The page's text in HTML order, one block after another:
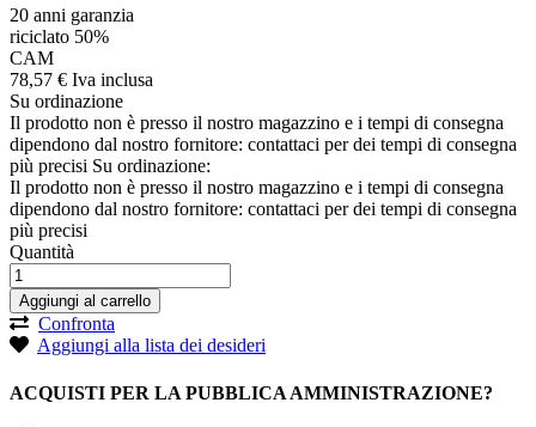
20 anni garanzia
riciclato 50%
CAM
78,57 € Iva inclusa
Su ordinazione
Il prodotto non è presso il nostro magazzino e i tempi di consegna
dipendono dal nostro fornitore: contattaci per dei tempi di consegna
più precisi Su ordinazione:
Il prodotto non è presso il nostro magazzino e i tempi di consegna
dipendono dal nostro fornitore: contattaci per dei tempi di consegna
più precisi
Quantità
Aggiungi al carrello
Confronta
Aggiungi alla lista dei desideri
ACQUISTI PER LA PUBBLICA AMMINISTRAZIONE?